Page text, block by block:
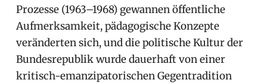
Prozesse (1963–1968) gewannen öffentliche
Aufmerksamkeit, pädagogische Konzepte
veränderten sich, und die politische Kultur der
Bundesrepublik wurde dauerhaft von einer
kritisch-emanzipatorischen Gegentradition